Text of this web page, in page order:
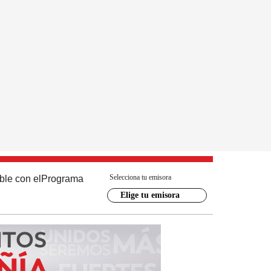
con el Programa Selecciona tu emisora
Elige tu emisora